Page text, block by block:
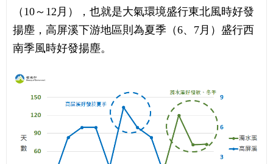
（10～12月），也就是大氣環境盛行東北風時好發
揚塵，高屏溪下游地區則為夏季（6、7月）盛行西
南季風時好發揚塵。